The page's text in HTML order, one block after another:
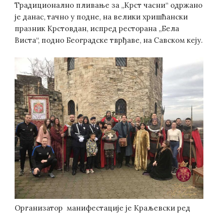
Традиционално пливање за „Крст часни“ одржано
је данас, тачно у подне, на велики хришћански
празник Крстовдан, испред ресторана „Бела
Виста“, подно Београдске тврђаве, на Савском кеју.
Организатор манифестације је Краљевски ред